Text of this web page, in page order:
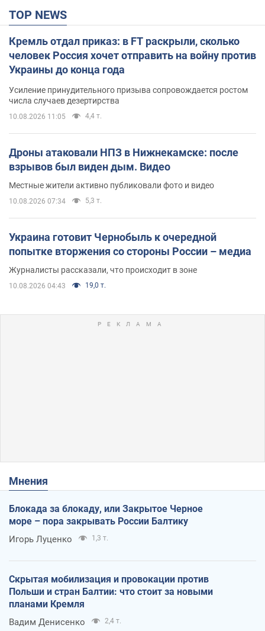
TOP NEWS
Кремль отдал приказ: в FT раскрыли, сколько
человек Россия хочет отправить на войну против
Украины до конца года
Усиление принудительного призыва сопровождается ростом
числа случаев дезертирства
10.08.2026 11:05 4,4 т.
Дроны атаковали НПЗ в Нижнекамске: после
взрывов был виден дым. Видео
Местные жители активно публиковали фото и видео
10.08.2026 07:34 5,3 т.
Украина готовит Чернобыль к очередной
попытке вторжения со стороны России – медиа
Журналисты рассказали, что происходит в зоне
10.08.2026 04:43 19,0 т.
Мнения
Блокада за блокаду, или Закрытое Черное
море – пора закрывать России Балтику
Игорь Луценко 1,3 т.
Скрытая мобилизация и провокации против
Польши и стран Балтии: что стоит за новыми
планами Кремля
Вадим Денисенко 2,4 т.